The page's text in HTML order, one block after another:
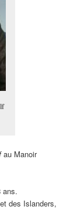
au Manoir
ans.
des Islanders,